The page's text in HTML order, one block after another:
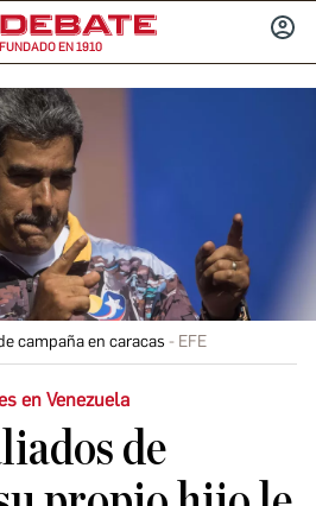
FUNDADO EN 1910
campaña en caracas EFE
en Venezuela
de